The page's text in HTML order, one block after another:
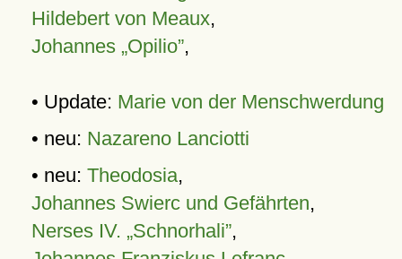
Hildebert von Meaux,
Johannes „Opilio”,
• Update: Marie von der Menschwerdung
• neu: Nazareno Lanciotti
• neu: Theodosia,
Johannes Swierc und Gefährten,
Nerses IV. „Schnorhali”,